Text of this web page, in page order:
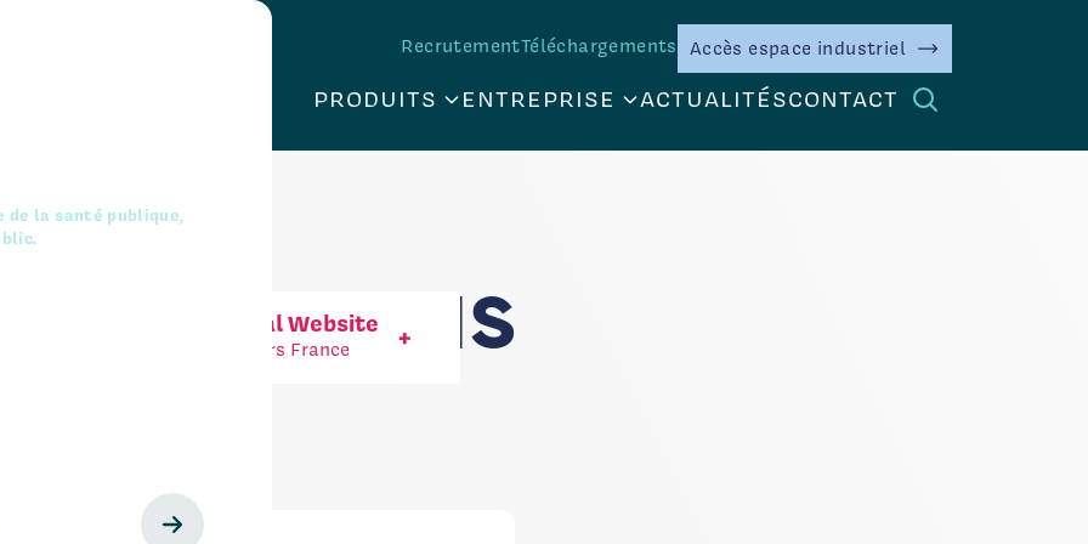
de la santé publique,
D'ORDRE DU
International Website
Visiteurs Hors France +
RecrutementTéléchargements Accès espace industriel
PRODUITS ENTREPRISE ACTUALITÉSCONTACT
PERFUSIONS